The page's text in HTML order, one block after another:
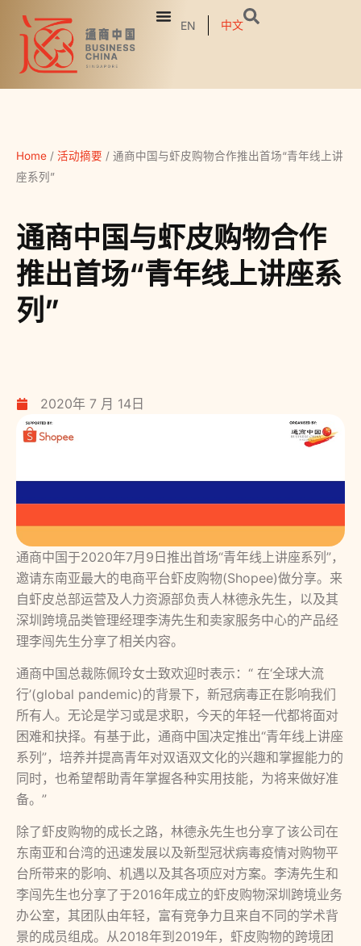
EN 中文
Home / 活动摘要 / 通商中国与虾皮购物合作推出首场“青年线上讲
座系列”
通商中国与虾皮购物合作
推出首场“青年线上讲座系
列”
2020年 7 月 14日
通商中国于2020年7月9日推出首场“青年线上讲座系列”，
邀请东南亚最大的电商平台虾皮购物(Shopee)做分享。来
自虾皮总部运营及人力资源部负责人林德永先生，以及其
深圳跨境品类管理经理李涛先生和卖家服务中心的产品经
理李闯先生分享了相关内容。
通商中国总裁陈佩玲女士致欢迎时表示：“ 在‘全球大流
行’(global pandemic)的背景下，新冠病毒正在影响我们
所有人。无论是学习或是求职，今天的年轻一代都将面对
困难和抉择。有基于此，通商中国决定推出“青年线上讲座
系列”，培养并提高青年对双语双文化的兴趣和掌握能力的
同时，也希望帮助青年掌握各种实用技能，为将来做好准
备。”
除了虾皮购物的成长之路，林德永先生也分享了该公司在
东南亚和台湾的迅速发展以及新型冠状病毒疫情对购物平
台所带来的影响、机遇以及其各项应对方案。李涛先生和
李闯先生也分享了于2016年成立的虾皮购物深圳跨境业务
办公室，其团队由年轻，富有竞争力且来自不同的学术背
景的成员组成。从2018年到2019年，虾皮购物的跨境团